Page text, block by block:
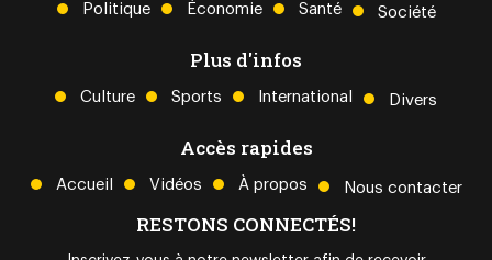
Politique Économie Santé Société
Plus d'infos
Culture Sports International Divers
Accès rapides
Accueil Vidéos À propos Nous contacter
RESTONS CONNECTÉS!